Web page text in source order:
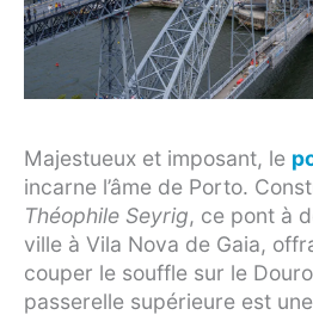
Majestueux et imposant, le
incarne l’âme de Porto.
Théophile Seyrig, ce pont à
ville à Vila Nova de Gaia,
couper le souffle sur le
passerelle supérieure est